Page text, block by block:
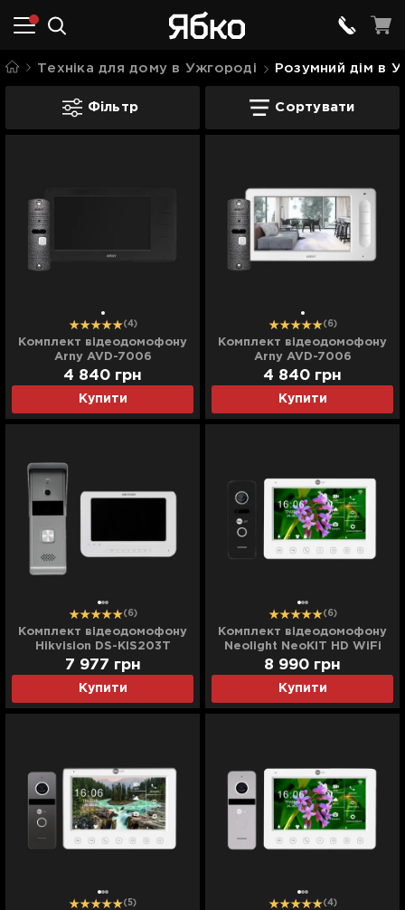
Техніка для дому в Ужгороді Розумний дім в
Комплекти відеодомофонів в
Фільтр Сортувати
(4)
Комплект відеодомофону
Arny AVD-7006
(Black/Grey)
Купити
4 840 грн
(6)
Комплект відеодомофону
Arny AVD-7006
(White/Grey)
Купити
4 840 грн
(6)
Комплект відеодомофону
Hikvision DS-KIS203T
(White)
Купити
7 977 грн
(6)
Комплект відеодомофону
Neolight NeoKIT HD WiFi
(Black)
Купити
8 990 грн
(5) (4)